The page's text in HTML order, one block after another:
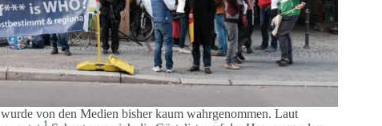
von den Medien bisher kaum wahrgenommen. Laut